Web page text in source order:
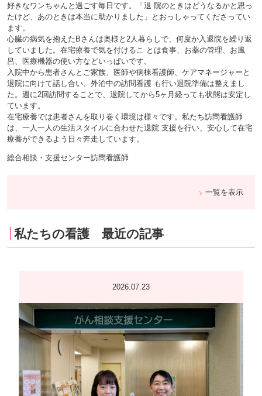
好きなワンちゃんと過ごす毎日です。「退 院のときはどうなるかと思っ
たけど、あのときは本当に助かりました」とおっしゃってくださってい
ます。
心臓の病気を抱えたBさんは奥様と2人暮らしで、何度か入退院を繰り返
していました。在宅療養で気を付けるこ とは食事、お薬の管理、お風
呂、医療機器の使い方などいっぱいです。
入院中から患者さんとご家族、医師や病棟看護師、ケアマネージャーと
退院に向けて話し合い、外泊中の訪問看護 も行い退院準備は整えまし
た。週に2回訪問することで、退院してから5ヶ月経っても状態は安定し
ています。
在宅療養では患者さんを取り巻く環境は様々です。私たち訪問看護師
は、一人一人の生活スタイルに合わせた退院 支援を行い、安心して在宅
療養ができるよう日々奔走しています。
総合相談・支援センター訪問看護師
一覧を表示
私たちの看護 最近の記事
2026.07.23